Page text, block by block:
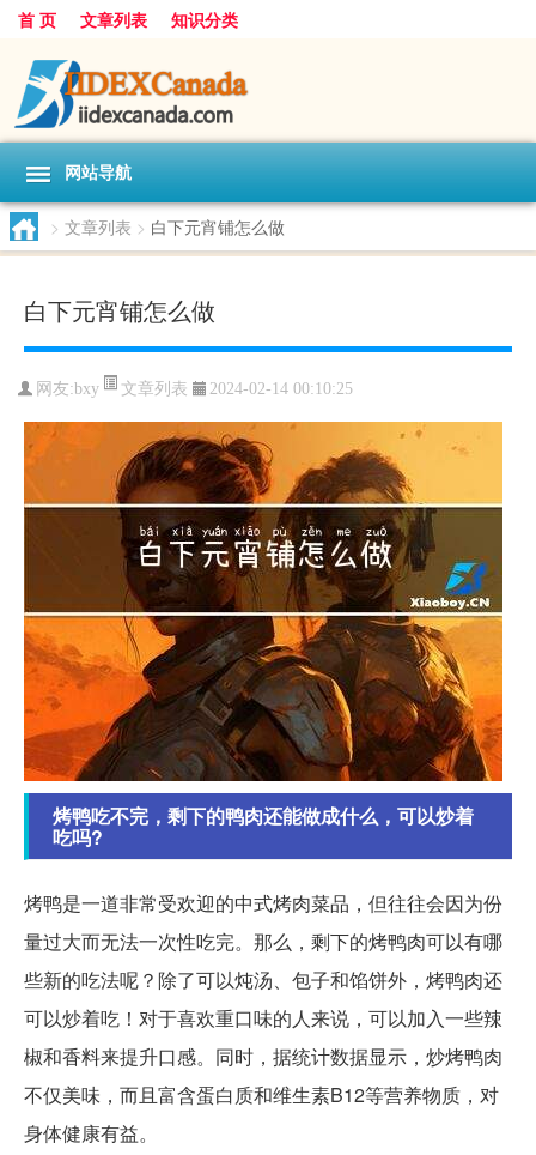
首 页 文章列表 知识分类
网站导航
> 文章列表 > 白下元宵铺怎么做
白下元宵铺怎么做
网友:bxy 文章列表 2024-02-14 00:10:25
烤鸭吃不完，剩下的鸭肉还能做成什么，可以炒着
吃吗?
烤鸭是一道非常受欢迎的中式烤肉菜品，但往往会因为份
量过大而无法一次性吃完。那么，剩下的烤鸭肉可以有哪
些新的吃法呢？除了可以炖汤、包子和馅饼外，烤鸭肉还
可以炒着吃！对于喜欢重口味的人来说，可以加入一些辣
椒和香料来提升口感。同时，据统计数据显示，炒烤鸭肉
不仅美味，而且富含蛋白质和维生素B12等营养物质，对
身体健康有益。